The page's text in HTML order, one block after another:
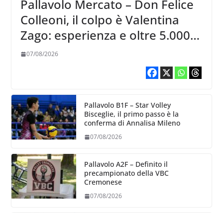
Pallavolo Mercato – Don Felice
Colleoni, il colpo è Valentina
Zago: esperienza e oltre 5.000
punti al servizio di Trescore
07/08/2026
Pallavolo B1F – Star Volley
Bisceglie, il primo passo è la
conferma di Annalisa Mileno
07/08/2026
Pallavolo A2F – Definito il
precampionato della VBC
Cremonese
07/08/2026